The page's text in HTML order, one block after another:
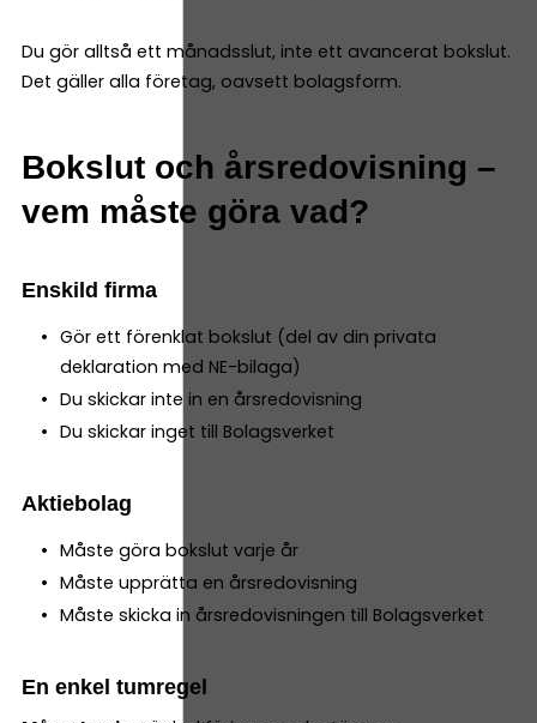
Du gör alltså ett månadsslut, inte ett avancerat bokslut.
Det gäller alla företag, oavsett bolagsform.
Bokslut och årsredovisning –
vem måste göra vad?
Enskild firma
Gör ett förenklat bokslut (del av din privata
deklaration med NE-bilaga)
Du skickar inte in en årsredovisning
Du skickar inget till Bolagsverket
Aktiebolag
Måste göra bokslut varje år
Måste upprätta en årsredovisning
Måste skicka in årsredovisningen till Bolagsverket
En enkel tumregel